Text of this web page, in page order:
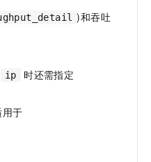
)和吞吐
ip 时还需指定
用于
键激活高效办公新体验 精